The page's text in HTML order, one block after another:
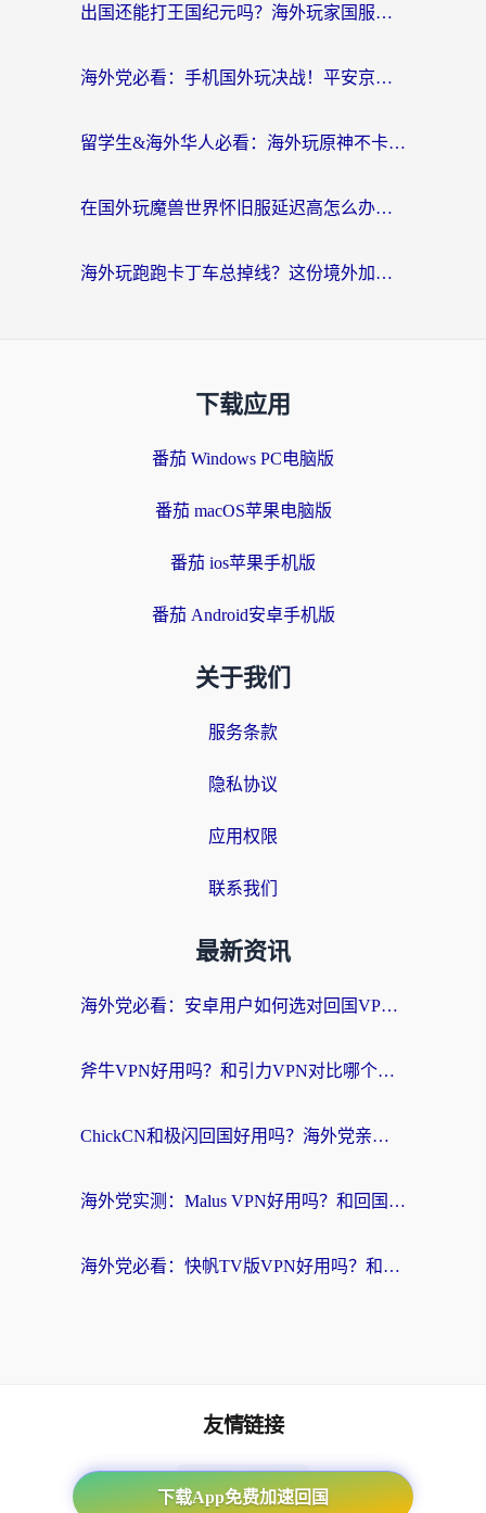
出国还能打王国纪元吗？海外玩家国服游戏畅玩终极指南
海外党必看：手机国外玩决战！平安京加速器推荐——解决延迟卡顿的终极方案
留学生&海外华人必看：海外玩原神不卡顿的秘密——原神加速器选择与使用全攻略
在国外玩魔兽世界怀旧服延迟高怎么办？老玩家亲测有效的加速器选择指南
海外玩跑跑卡丁车总掉线？这份境外加速指南帮你零延迟漂移！
下载应用
番茄 Windows PC电脑版
番茄 macOS苹果电脑版
番茄 ios苹果手机版
番茄 Android安卓手机版
关于我们
服务条款
隐私协议
应用权限
联系我们
最新资讯
海外党必看：安卓用户如何选对回国VPN？从踩坑到无缝访问的全攻略
斧牛VPN好用吗？和引力VPN对比哪个回国效果更好？海外党亲测3款加速器+避坑指南
ChickCN和极闪回国好用吗？海外党亲测3款加速器，教你选对不踩坑
海外党实测：Malus VPN好用吗？和回国VPN对比哪个回国效果更好？附真实体验与加速器推荐
海外党必看：快帆TV版VPN好用吗？和豌豆IP VPN对比哪个回国效果更好？附真实体验与选择指南
下载App免费加速回国
友情链接
海外回国加速器